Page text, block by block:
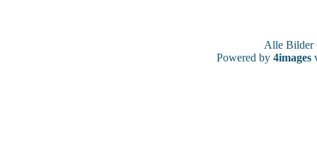
Alle
Powered by 4images